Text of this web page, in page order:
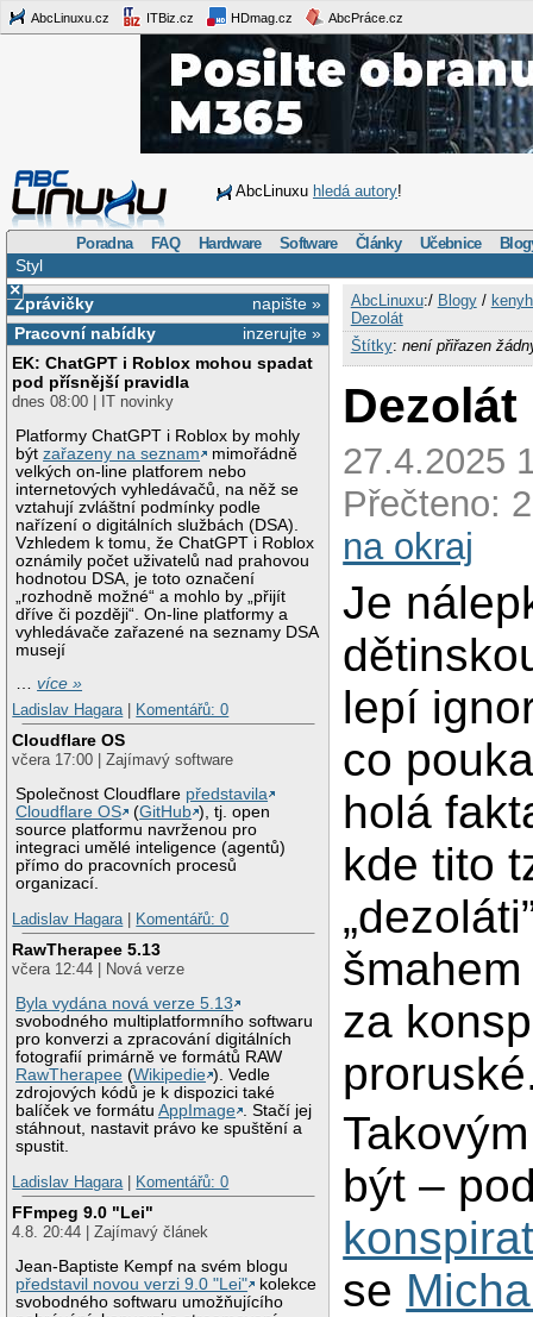
AbcLinuxu.cz ITBiz.cz HDmag.cz AbcPráce.cz
AbcLinuxu hledá autory!
Poradna FAQ Hardware Software Články Učebnice
Styl
×
napište »
Zprávičky
inzerujte »
Pracovní nabídky
EK: ChatGPT i Roblox mohou spadat
pod přísnější pravidla
dnes 08:00 | IT novinky
Platformy ChatGPT i Roblox by mohly
býtzařazeny na seznam
mimořádně
velkých on-line platforem nebo
internetových vyhledávačů, na něž se
vztahují zvláštní podmínky podle
nařízení o digitálních službách (DSA).
Vzhledem k tomu, že ChatGPT i Roblox
oznámily počet uživatelů nad prahovou
hodnotou DSA, je toto označení
„rozhodně možné“ a mohlo by „přijít
dříve či později“. On-line platformy a
vyhledávače zařazené na seznamy DSA
musejí
…více »
Ladislav Hagara
Komentářů: 0
Cloudflare OS
včera 17:00 | Zajímavý software
Společnost Cloudflare představila
Cloudflare OS
(GitHub ), tj. open
source platformu navrženou pro
integraci umělé inteligence (agentů)
přímo do pracovních procesů
organizací.
Ladislav Hagara
Komentářů: 0
RawTherapee 5.13
včera 12:44 | Nová verze
Byla vydána nová verze 5.13
svobodného multiplatformního softwaru
pro konverzi a zpracování digitálních
fotografií primárně ve formátů RAW
RawTherapee (Wikipedie ). Vedle
zdrojových kódů je k dispozici také
balíček ve formátuAppImage . Stačí jej
stáhnout, nastavit právo ke spuštění a
spustit.
Ladislav Hagara
Komentářů: 0
FFmpeg 9.0 "Lei"
4.8. 20:44 | Zajímavý článek
Jean-Baptiste Kempf na svém blogu
představil novou verzi 9.0 "Lei"
kolekce
svobodného softwaru umožňujícího
AbcLinuxu:/ Blogy/
Dezolát
Štítky: není přiřazen
Dezolát
27.4.2025
Přečteno:
na okraj
Je
lepí
co
holá
kde tito
za
být –
se